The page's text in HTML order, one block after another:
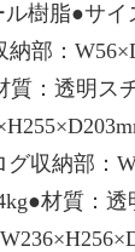
ル樹脂●サ
部：
：透明ス
収納部：
材質：